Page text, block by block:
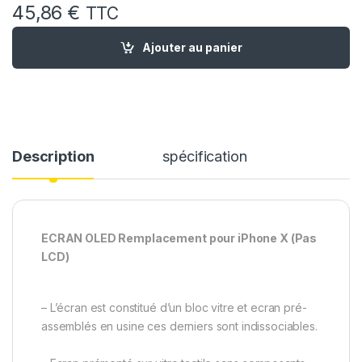
45,86 € TTC
quantité de Ecran OLED Remplacement pour IPHONE X / 10
Ajouter au panier
Description spécification
ECRAN OLED Remplacement pour iPhone X (Pas
LCD)
– L’écran est constitué d’un bloc vitre et ecran pré-
assemblés en usine ces derniers sont indissociables.